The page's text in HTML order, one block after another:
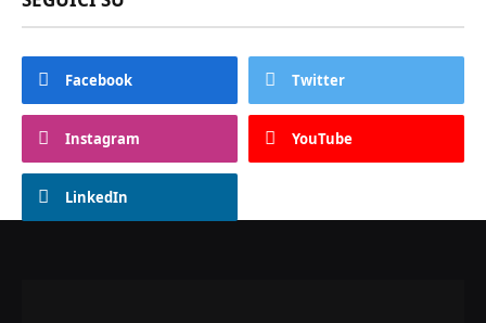
Facebook Twitter
Instagram YouTube
LinkedIn